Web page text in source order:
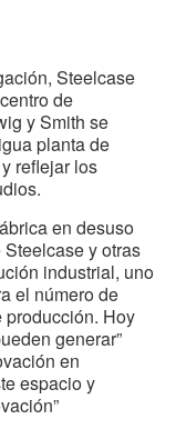
Steelcase
de
y Smith se
planta de
reflejar los
en desuso
y otras
industrial, uno
el número de
Hoy
generar”
en
espacio y